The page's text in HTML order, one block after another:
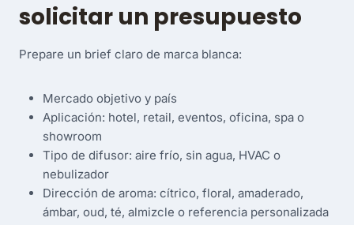
solicitar un presupuesto
Prepare un brief claro de marca blanca:
Mercado objetivo y país
Aplicación: hotel, retail, eventos, oficina, spa o
showroom
Tipo de difusor: aire frío, sin agua, HVAC o
nebulizador
Dirección de aroma: cítrico, floral, amaderado,
ámbar, oud, té, almizcle o referencia personalizada